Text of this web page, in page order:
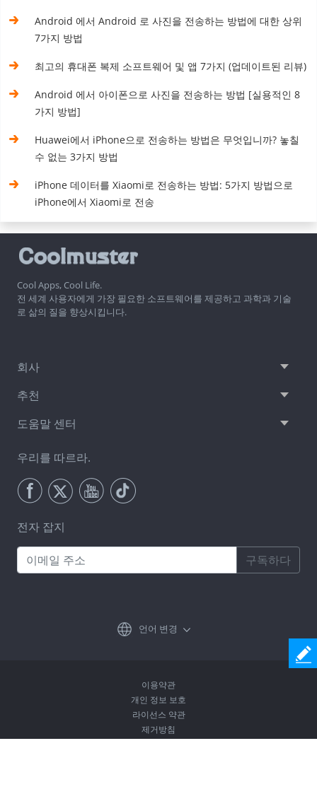
Android 에서 Android 로 사진을 전송하는 방법에 대한 상위
7가지 방법
최고의 휴대폰 복제 소프트웨어 및 앱 7가지 (업데이트된 리뷰)
Android 에서 아이폰으로 사진을 전송하는 방법 [실용적인 8
가지 방법]
Huawei에서 iPhone으로 전송하는 방법은 무엇입니까? 놓칠
수 없는 3가지 방법
iPhone 데이터를 Xiaomi로 전송하는 방법: 5가지 방법으로
iPhone에서 Xiaomi로 전송
Cool Apps, Cool Life.
전 세계 사용자에게 가장 필요한 소프트웨어를 제공하고 과학과 기술
로 삶의 질을 향상시킵니다.
회사
추천
도움말 센터
우리를 따르라.
전자 잡지
구독하다
언어 변경
이용약관
개인 정보 보호
라이선스 약관
제거방침